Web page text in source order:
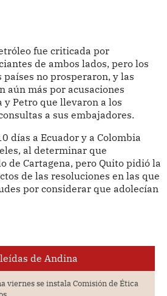
fue criticada por
de ambos lados, pero los
no prosperaron, y las
aún más por acusaciones
y Petro que llevaron a los
a sus embajadores.
días a Ecuador y a Colombia
al determinar que
de Cartagena, pero Quito pidió la
de las resoluciones en las que
por considerar que adolecían
de Andina
viernes se instala Comisión de Ética